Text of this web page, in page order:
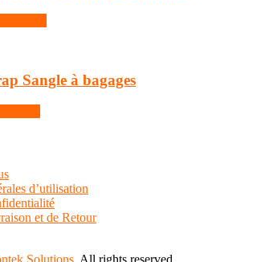
Sangle à bagages
d’utilisation
et de Retour
Solutions . All rights reserved.